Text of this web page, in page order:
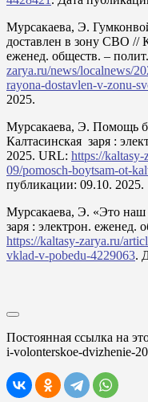
Мурсакаева, Э.
доставлен в зону СВО //
еженед. обществ. –
zarya.ru/news/localnews/
rayona-dostavlen-v-zonu-
2025.
Мурсакаева, Э. Помощь
Калтасинская заря :
2025. URL: https://
09/pomosch-boytsam-ot-
публикации: 09.10. 2025.
Мурсакаева, Э. «Это
заря : электрон. еженед.
https://kaltasy-zarya.ru/
vklad-v-pobedu-4229063.
Постоянная ссылка на
i-volonterskoe-dvizhenie-